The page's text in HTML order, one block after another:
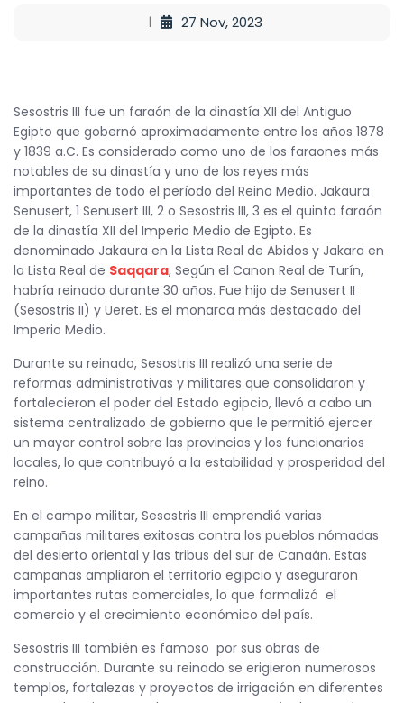
27 Nov, 2023
Sesostris III fue un faraón de la dinastía XII del Antiguo
Egipto que gobernó aproximadamente entre los años 1878
y 1839 a.C. Es considerado como uno de los faraones más
notables de su dinastía y uno de los reyes más
importantes de todo el período del Reino Medio. Jakaura
Senusert, 1 Senusert III, 2 o Sesostris III, 3 es el quinto faraón
de la dinastía XII del Imperio Medio de Egipto. Es
denominado Jakaura en la Lista Real de Abidos y Jakara en
la Lista Real de Saqqara, Según el Canon Real de Turín,
habría reinado durante 30 años. Fue hijo de Senusert II
(Sesostris II) y Ueret. Es el monarca más destacado del
Imperio Medio.
Durante su reinado, Sesostris III realizó una serie de
reformas administrativas y militares que consolidaron y
fortalecieron el poder del Estado egipcio, llevó a cabo un
sistema centralizado de gobierno que le permitió ejercer
un mayor control sobre las provincias y los funcionarios
locales, lo que contribuyó a la estabilidad y prosperidad del
reino.
En el campo militar, Sesostris III emprendió varias
campañas militares exitosas contra los pueblos nómadas
del desierto oriental y las tribus del sur de Canaán. Estas
campañas ampliaron el territorio egipcio y aseguraron
importantes rutas comerciales, lo que formalizó el
comercio y el crecimiento económico del país.
Sesostris III también es famoso por sus obras de
construcción. Durante su reinado se erigieron numerosos
templos, fortalezas y proyectos de irrigación en diferentes